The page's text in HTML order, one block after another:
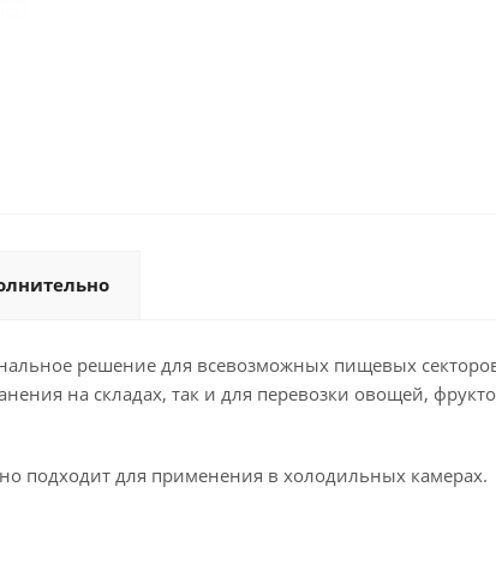
решение для всевозможных пищевых
на складах, так и для перевозки овощей,
подходит для применения в холодильных камерах.